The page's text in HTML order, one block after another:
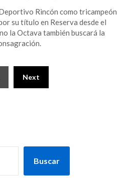
Rincón como tricampeón
su título en Reserva desde el
la Octava también buscará la
Next
Buscar